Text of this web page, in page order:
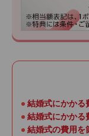
結婚式にかかる
結婚式にかかる
結婚式の費用を